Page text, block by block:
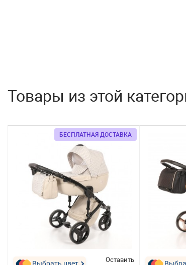
Товары из этой
БЕСПЛАТНАЯ ДОСТАВКА
Оставить